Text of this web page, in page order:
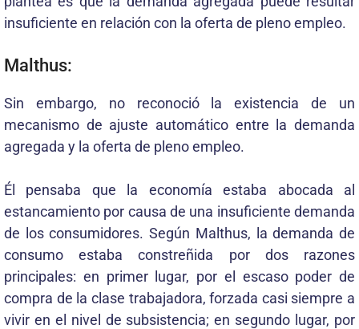
insuficiente en relación con la oferta de pleno empleo.
Malthus:
Sin embargo, no reconoció la existencia de un
mecanismo de ajuste automático entre la demanda
agregada y la oferta de pleno empleo.
Él pensaba que la economía estaba abocada al
estancamiento por causa de una insuficiente demanda
de los consumidores. Según Malthus, la demanda de
consumo estaba constreñida por dos razones
principales: en primer lugar, por el escaso poder de
compra de la clase trabajadora, forzada casi siempre a
vivir en el nivel de subsistencia; en segundo lugar, por